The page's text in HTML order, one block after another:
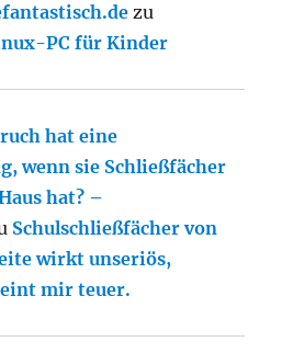
zu
PC für Kinder
hat eine
wenn sie Schließfächer
hat? –
Schulschließfächer von
wirkt unseriös,
mir teuer.